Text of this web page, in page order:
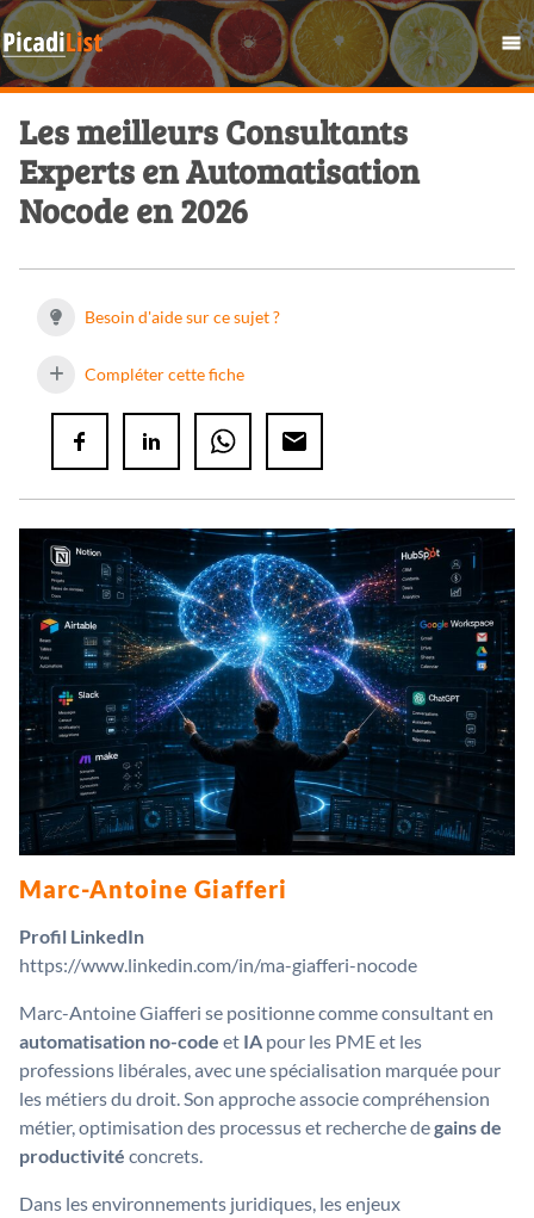
Les meilleurs Consultants
Experts en Automatisation
Nocode en 2026
Besoin d'aide sur ce sujet ?
Compléter cette fiche
Marc-Antoine Giafferi
Profil LinkedIn
https://www.linkedin.com/in/ma-giafferi-nocode
Marc-Antoine Giafferi se positionne comme consultant en
automatisation no-code et IA pour les PME et les
professions libérales, avec une spécialisation marquée pour
les métiers du droit. Son approche associe compréhension
métier, optimisation des processus et recherche degains de
productivité concrets.
Dans les environnements juridiques, les enjeux